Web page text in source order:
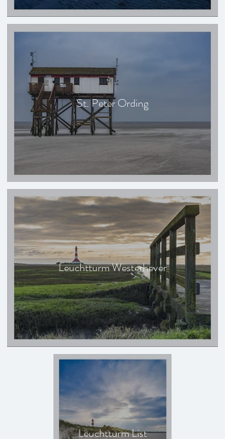
St. Peter Ording
Leuchtturm Westerhever
Leuchtturm List